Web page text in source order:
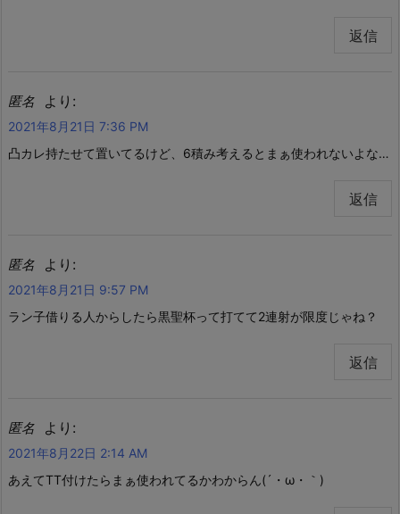
返信
匿名 より:
2021年8月21日 7:36 PM
凸カレ持たせて置いてるけど、6積み考えるとまぁ使われないよな…
返信
匿名 より:
2021年8月21日 9:57 PM
ラン子借りる人からしたら黒聖杯って打てて2連射が限度じゃね？
返信
匿名 より:
2021年8月22日 2:14 AM
あえてTT付けたらまぁ使われてるかわからん(´・ω・｀)